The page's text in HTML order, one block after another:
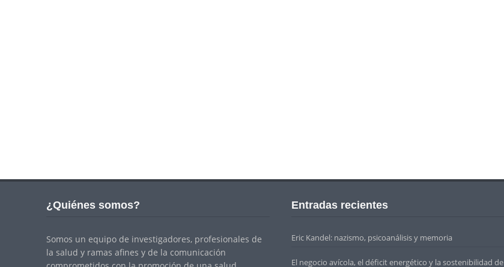
¿Quiénes somos?
Somos un equipo de investigadores, profesionales de
la salud y ramas afines y de la comunicación
Entradas recientes
Eric Kandel: nazismo, psicoanálisis y memoria
El negocio avícola, el déficit energético y la sostenibilidad de